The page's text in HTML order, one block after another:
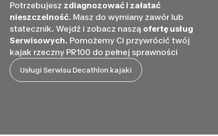
Potrzebujesz zdiagnozować i załatać
nieszczelność. Masz do wymiany zawór lub
statecznik. Wejdź i zobacz naszą ofertę usług
Serwisowych. Pomożemy Ci przywrócić twój
kajak rzeczny PR100 do pełnej sprawności
Usługi Serwisu Decathlon kajaki